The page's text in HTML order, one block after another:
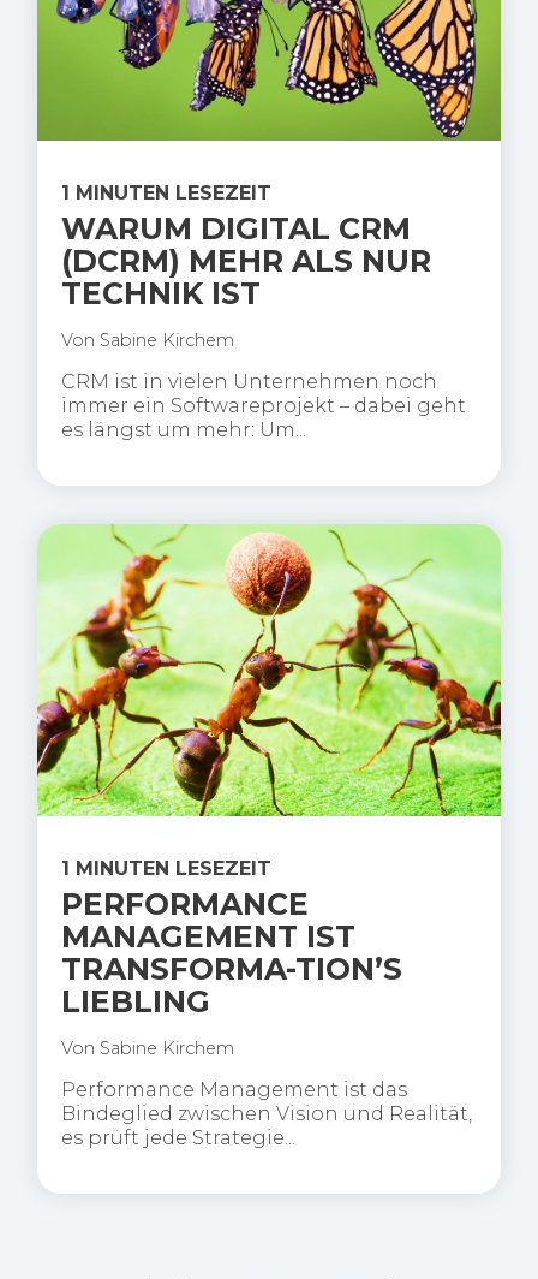
1 MINUTEN LESEZEIT
WARUM DIGITAL CRM
(DCRM) MEHR ALS NUR
TECHNIK IST
Von Sabine Kirchem
CRM ist in vielen Unternehmen noch
immer ein Softwareprojekt – dabei geht
es längst um mehr: Um...
1 MINUTEN LESEZEIT
PERFORMANCE
MANAGEMENT IST
TRANSFORMA-TION’S
LIEBLING
Von Sabine Kirchem
Performance Management ist das
Bindeglied zwischen Vision und Realität,
es prüft jede Strategie...